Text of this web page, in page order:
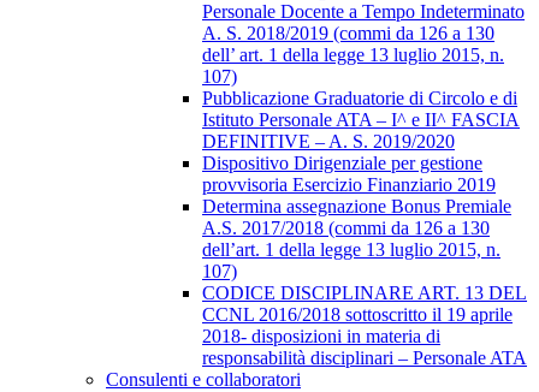
Personale Docente a Tempo Indeterminato
A. S. 2018/2019 (commi da 126 a 130
dell’ art. 1 della legge 13 luglio 2015, n.
107)
Pubblicazione Graduatorie di Circolo e di
Istituto Personale ATA – I^ e II^ FASCIA
DEFINITIVE – A. S. 2019/2020
Dispositivo Dirigenziale per gestione
provvisoria Esercizio Finanziario 2019
Determina assegnazione Bonus Premiale
A.S. 2017/2018 (commi da 126 a 130
dell’art. 1 della legge 13 luglio 2015, n.
107)
CODICE DISCIPLINARE ART. 13 DEL
CCNL 2016/2018 sottoscritto il 19 aprile
2018- disposizioni in materia di
responsabilità disciplinari – Personale ATA
Consulenti e collaboratori